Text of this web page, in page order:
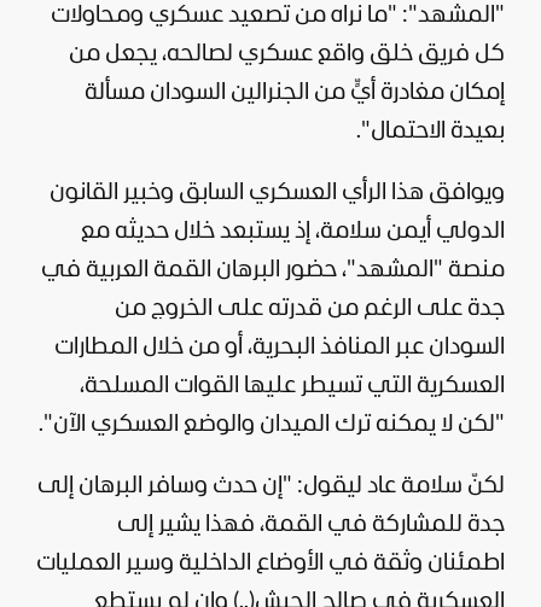
"المشهد": "ما نراه من تصعيد عسكري ومحاولات
كل فريق خلق واقع عسكري لصالحه، يجعل من
إمكان مغادرة أيٍّ من الجنرالين السودان مسألة
بعيدة الاحتمال".
ويوافق هذا الرأي العسكري السابق وخبير القانون
الدولي أيمن سلامة، إذ يستبعد خلال حديثه مع
منصة "المشهد"، حضور البرهان القمة العربية في
جدة على الرغم من قدرته على الخروج من
السودان عبر المنافذ البحرية، أو من خلال المطارات
العسكرية التي تسيطر عليها القوات المسلحة،
"لكن لا يمكنه ترك الميدان والوضع العسكري الآن".
لكنّ سلامة عاد ليقول: "إن حدث وسافر البرهان إلى
جدة للمشاركة في القمة، فهذا يشير إلى
اطمئنان وثقة في الأوضاع الداخلية وسير العمليات
العسكرية في صالح الجيش(..) وإن لم يستطع